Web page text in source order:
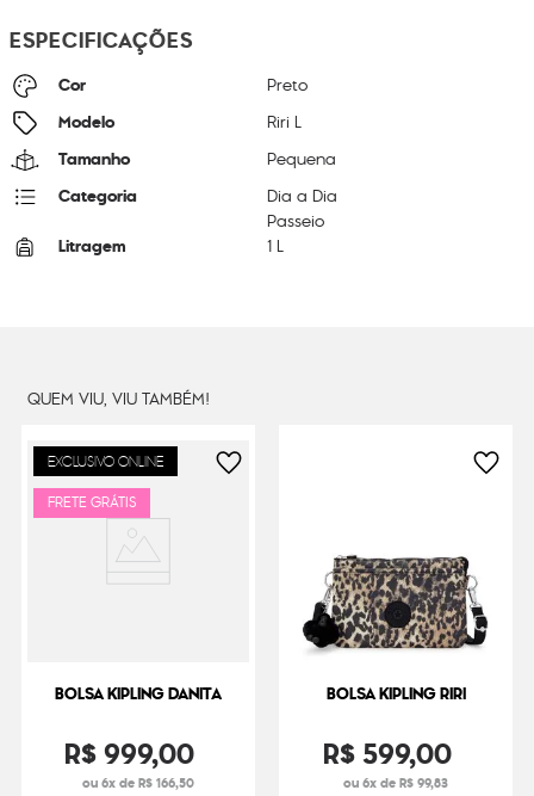
ESPECIFICAÇÕES
Cor Preto
Modelo Riri L
Tamanho Pequena
Categoria
Dia a Dia
Passeio
Litragem 1 L
QUEM VIU, VIU TAMBÉM!
EXCLUSIVO ONLINE
FRETE GRÁTIS
BOLSA KIPLING DANITA
R$999,00
ou 6x de R$ 166,50
BOLSA KIPLING RIRI
R$599,00
ou 6x de R$ 99,83